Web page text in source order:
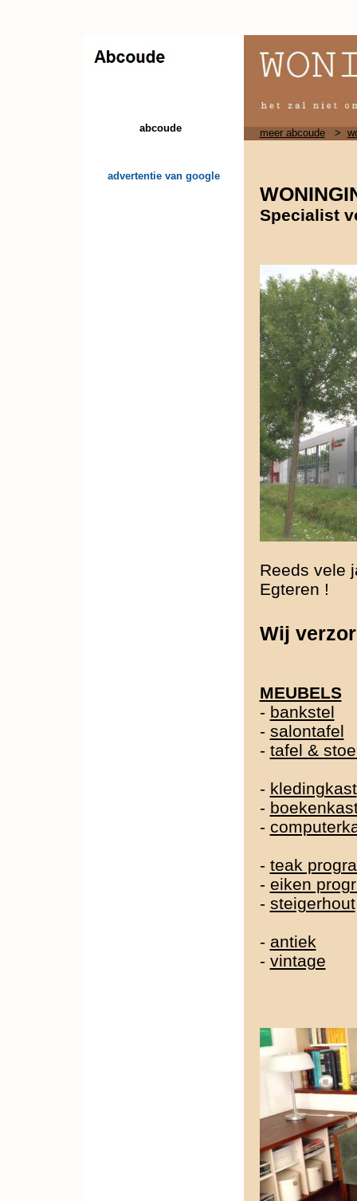
abcoude
advertentie van google
meer abcoude >
Specialist
Reeds vele
Egteren !
Wij
MEUBELS
- bankstel
- salontafel
- tafel &
- kledingkast
-
-
- teak
- eiken
- steigerhout
- antiek
- vintage